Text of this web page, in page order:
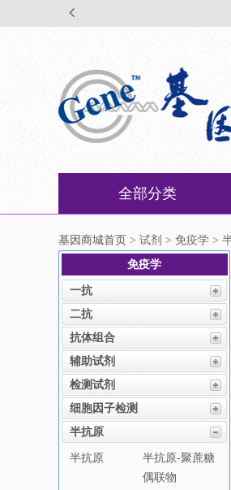
全部分类
基因商城首页 > 试剂 > 免疫学 >
免疫学
一抗
二抗
抗体组合
辅助试剂
检测试剂
细胞因子检测
半抗原
半抗原
半抗原-聚蔗糖
偶联物